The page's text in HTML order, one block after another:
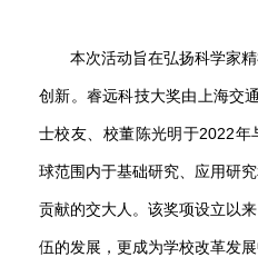
本次活动旨在弘扬科学家
创新。睿远科技大奖由上海交
士校友、校董陈光明于2022年
球范围内于基础研究、应用研
贡献的交大人。该奖项设立以
伍的发展，更成为学校改革发